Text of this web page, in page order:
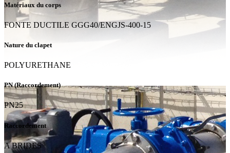
Matériaux du corps
FONTE DUCTILE GGG40/ENGJS-400-15
Nature du clapet
POLYURETHANE
PN (Raccordement)
PN25
Raccordement
A BRIDES